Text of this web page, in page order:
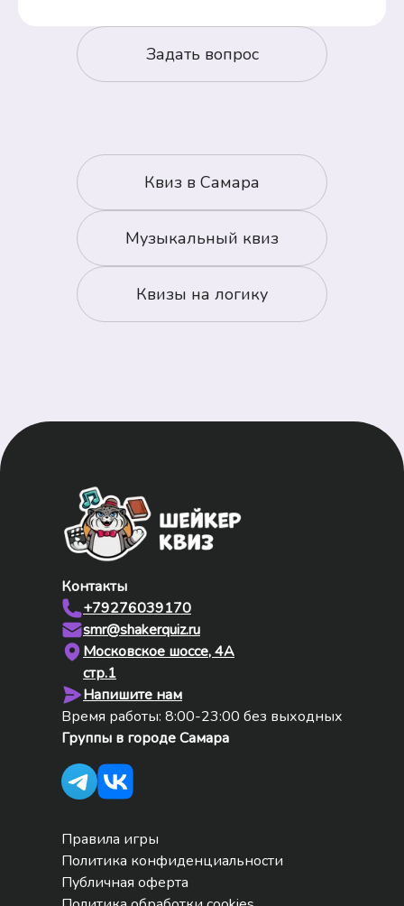
Задать вопрос
Квиз в Самара
Музыкальный квиз
Квизы на логику
Контакты
+79276039170
smr@shakerquiz.ru
Московское шоссе, 4А
стр.1
Напишите нам
Время работы: 8:00-23:00 без выходных
Группы в городеСамара
Правила игры
Политика конфиденциальности
Публичная оферта